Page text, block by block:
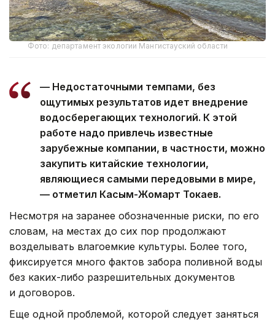
Фото: департамент экологии Мангистауский области
— Недостаточными темпами, без
ощутимых результатов идет внедрение
водосберегающих технологий. К этой
работе надо привлечь известные
зарубежные компании, в частности, можно
закупить китайские технологии,
являющиеся самыми передовыми в мире,
— отметил Касым-Жомарт Токаев.
Несмотря на заранее обозначенные риски, по его
словам, на местах до сих пор продолжают
возделывать влагоемкие культуры. Более того,
фиксируется много фактов забора поливной воды
без каких-либо разрешительных документов
и договоров.
Еще одной проблемой, которой следует заняться